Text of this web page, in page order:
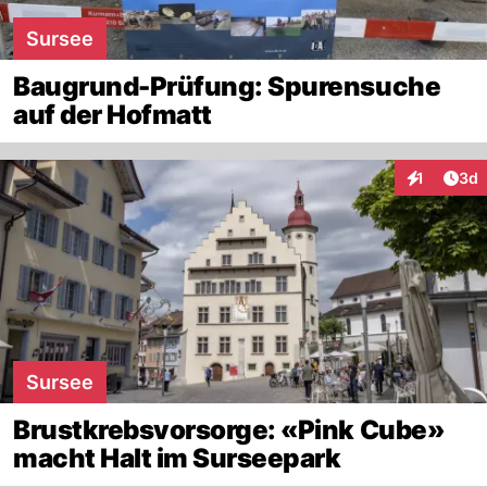
Sursee
Baugrund-Prüfung: Spurensuche
auf der Hofmatt
1 3d
Sursee
Brustkrebsvorsorge: «Pink Cube»
macht Halt im Surseepark